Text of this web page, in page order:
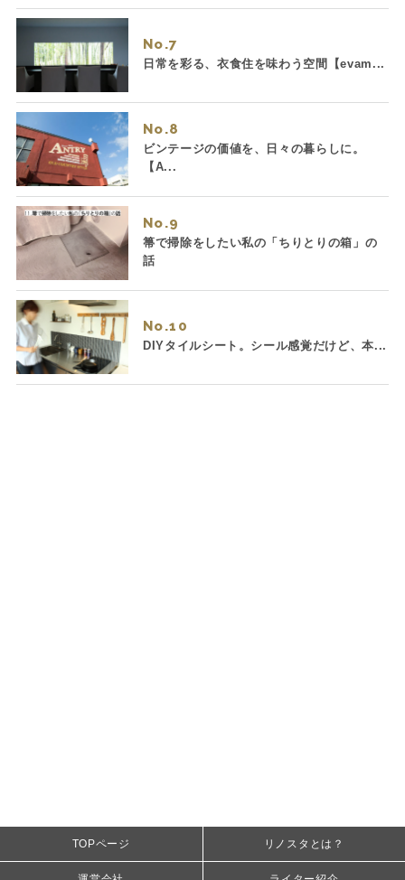
No.
日常を彩る、衣食住を味わう空間【evam...
No.
ビンテージの価値を、日々の暮らしに。
【A...
No.
箒で掃除をしたい私の「ちりとりの箱」の
話
No.
DIYタイルシート。シール感覚だけど、本...
TOPページ リノスタとは？